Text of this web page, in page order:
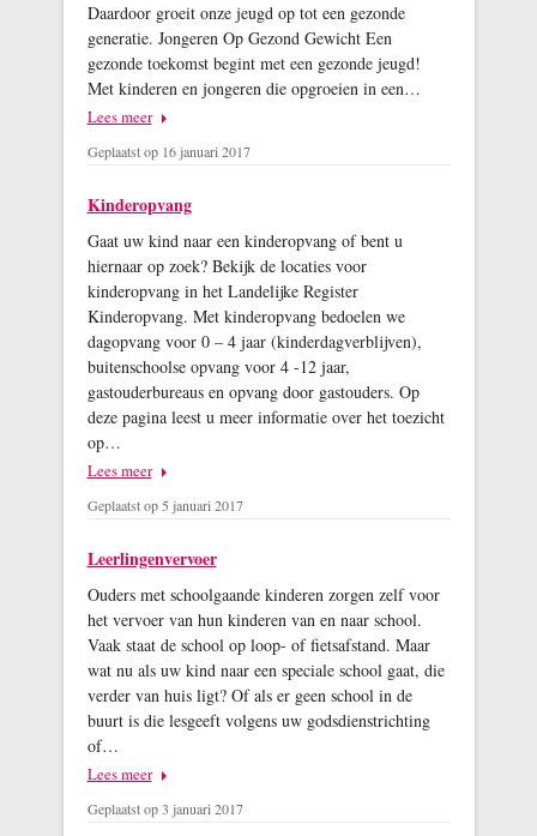
Daardoor groeit onze jeugd op tot een gezonde
generatie. Jongeren Op Gezond Gewicht Een
gezonde toekomst begint met een gezonde jeugd!
Met kinderen en jongeren die opgroeien in een…
Lees meer
Geplaatst op 16 januari 2017
Kinderopvang
Gaat uw kind naar een kinderopvang of bent u
hiernaar op zoek? Bekijk de locaties voor
kinderopvang in het Landelijke Register
Kinderopvang. Met kinderopvang bedoelen we
dagopvang voor 0 – 4 jaar (kinderdagverblijven),
buitenschoolse opvang voor 4 -12 jaar,
gastouderbureaus en opvang door gastouders. Op
deze pagina leest u meer informatie over het toezicht
op…
Lees meer
Geplaatst op 5 januari 2017
Leerlingenvervoer
Ouders met schoolgaande kinderen zorgen zelf voor
het vervoer van hun kinderen van en naar school.
Vaak staat de school op loop- of fietsafstand. Maar
wat nu als uw kind naar een speciale school gaat, die
verder van huis ligt? Of als er geen school in de
buurt is die lesgeeft volgens uw godsdienstrichting
of…
Lees meer
Geplaatst op 3 januari 2017